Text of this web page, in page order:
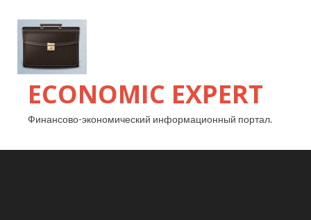
ECONOMIC EXPERT
Финансово-экономический информационный портал.